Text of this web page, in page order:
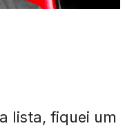
lista, fiquei um